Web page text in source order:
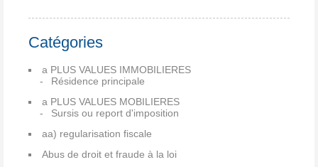
Catégories
a PLUS VALUES IMMOBILIERES
Résidence principale
a PLUS VALUES MOBILIERES
Sursis ou report d'imposition
aa) regularisation fiscale
Abus de droit et fraude à la loi